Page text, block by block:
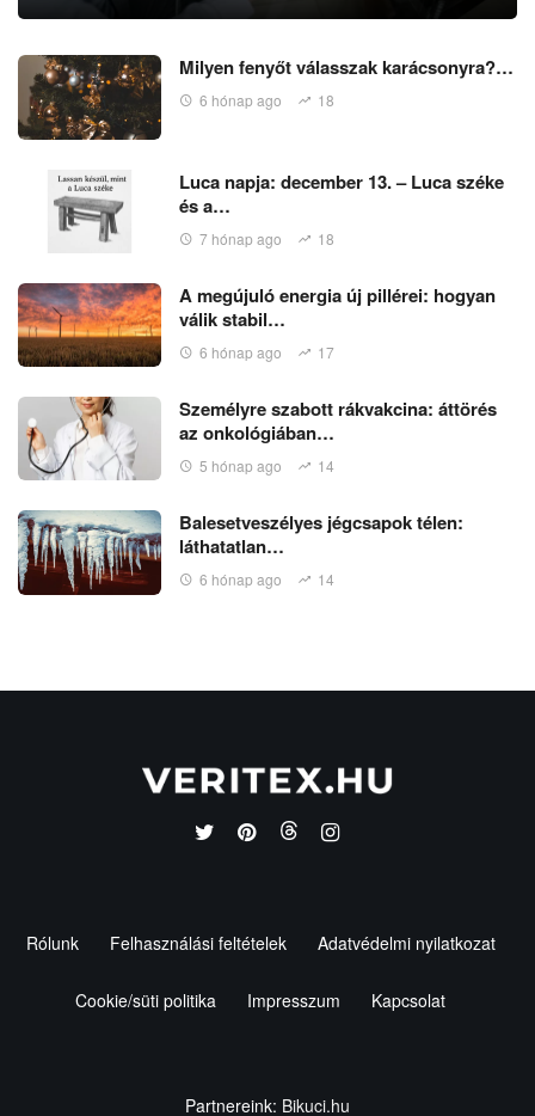
Milyen fenyőt válasszak karácsonyra?…
6 hónap ago 18
Luca napja: december 13. – Luca széke
és a…
7 hónap ago 18
A megújuló energia új pillérei: hogyan
válik stabil…
6 hónap ago 17
Személyre szabott rákvakcina: áttörés
az onkológiában…
5 hónap ago 14
Balesetveszélyes jégcsapok télen:
láthatatlan…
6 hónap ago 14
Rólunk Felhasználási feltételek Adatvédelmi nyilatkozat
Cookie/süti politika Impresszum Kapcsolat
Partnereink: Bikuci.hu